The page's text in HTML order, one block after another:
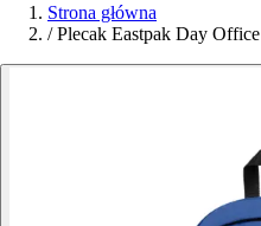
Strona główna
/ Plecak Eastpak Day Office